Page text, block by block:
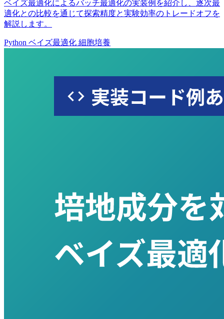
ベイズ最適化に よるバッチ最適化の実装例を紹介し、 逐次最
適化との比較を通じて探索精度と実験効率の トレードオフを
解説します。
Python ベイズ最適化 細胞培養